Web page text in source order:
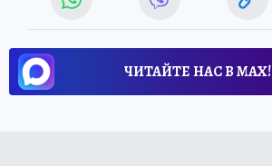
ЧИТАЙТЕ НАС В МАХ!